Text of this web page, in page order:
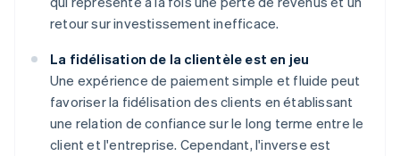
retour sur investissement inefficace.
La fidélisation de la clientèle est en jeu
Une expérience de paiement simple et fluide peut
favoriser la fidélisation des clients en établissant
une relation de confiance sur le long terme entre le
client et l'entreprise. Cependant, l'inverse est